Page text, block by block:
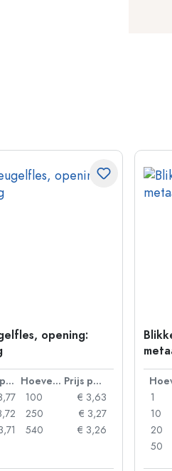
opening:
Prijs per eenheid Hoeveelheid
Prijs per eenheid
100
€ 3,63
250
€ 3,27
540
€ 3,26
1
10
20
50